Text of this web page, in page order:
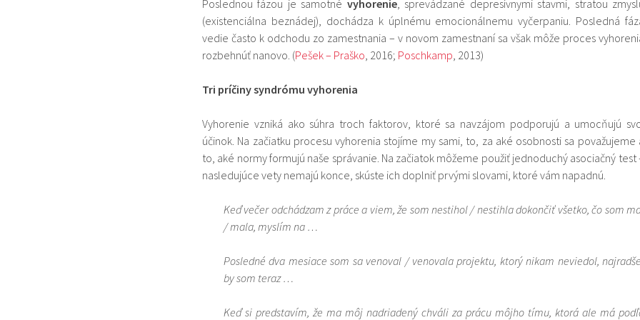
Poslednou fázou je samotné vyhorenie, sprevádzané depresívnymi stavmi, stratou
(existenciálna beznádej), dochádza k úplnému emocionálnemu vyčerpaniu. Posledná
vedie často k odchodu zo zamestnania – v novom zamestnaní sa však môže proces
rozbehnúť nanovo. (Pešek – Praško , 2016; Poschkamp , 2013)
Tri príčiny syndrómu vyhorenia
Vyhorenie vzniká ako súhra troch faktorov, ktoré sa navzájom podporujú a umocňujú
účinok. Na začiatku procesu vyhorenia stojíme my sami, to, za aké osobnosti sa považujeme
to, aké normy formujú naše správanie. Na začiatok môžeme použiť jednoduchý asociačný test
nasledujúce vety nemajú konce, skúste ich doplniť prvými slovami, ktoré vám napadnú.
Keď večer odchádzam z práce a viem, že som nestihol / nestihla dokončiť všetko, čo som
/ mala, myslím na …
Posledné dva mesiace som sa venoval / venovala projektu, ktorý nikam neviedol,
by som teraz …
Keď si predstavím, že ma môj nadriadený chváli za prácu môjho tímu, ktorá ale má